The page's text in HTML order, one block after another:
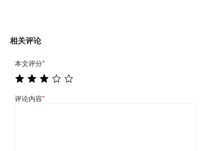
相关评论
本文评分*
评论内容*